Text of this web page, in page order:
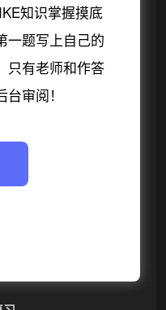
知识掌握摸底
一题写上自己的
只有老师和作答
审阅！